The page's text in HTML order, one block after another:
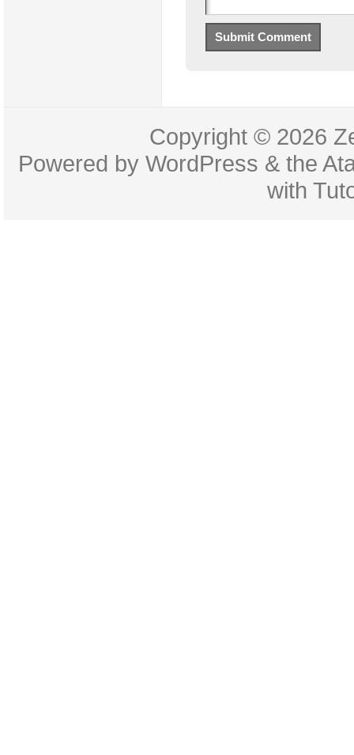
Copyright © 2026
Powered byWordPress & the
with